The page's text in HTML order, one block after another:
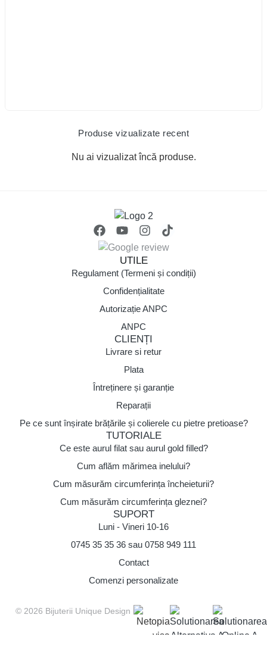
Produse vizualizate recent
Nu ai vizualizat încă produse.
UTILE
Regulament (Termeni și condiții)
Confidențialitate
Autorizație ANPC
ANPC
CLIENȚI
Livrare si retur
Plata
Întreținere și garanție
Reparații
Pe ce sunt înșirate brățările și colierele cu pietre pretioase?
TUTORIALE
Ce este aurul filat sau aurul gold filled?
Cum aflăm mărimea inelului?
Cum măsurăm circumferința încheieturii?
Cum măsurăm circumferința gleznei?
SUPORT
Luni - Vineri 10-16
0745 35 35 36 sau 0758 949 111
Contact
Comenzi personalizate
© 2026 Bijuterii Unique Design